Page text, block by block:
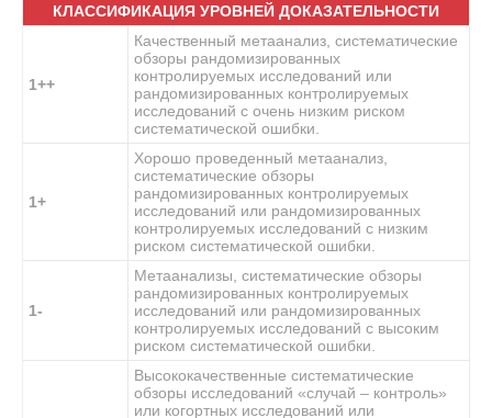
КЛАССИФИКАЦИЯ УРОВНЕЙ ДОКАЗАТЕЛЬНОСТИ
1++
Качественный метаанализ, систематические
обзоры рандомизированных
контролируемых исследований или
рандомизированных контролируемых
исследований с очень низким риском
систематической ошибки.
1+
Хорошо проведенный метаанализ,
систематические обзоры
рандомизированных контролируемых
исследований или рандомизированных
контролируемых исследований с низким
риском систематической ошибки.
1-
Метаанализы, систематические обзоры
рандомизированных контролируемых
исследований или рандомизированных
контролируемых исследований с высоким
риском систематической ошибки.
Высококачественные систематические
обзоры исследований «случай – контроль»
или когортных исследований или